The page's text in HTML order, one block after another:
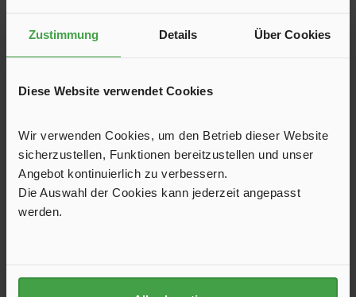
Zustimmung Details Über Cookies
Diese Website verwendet Cookies
Wir verwenden Cookies, um den Betrieb dieser Website
sicherzustellen, Funktionen bereitzustellen und unser
Angebot kontinuierlich zu verbessern.
Die Auswahl der Cookies kann jederzeit angepasst
werden.